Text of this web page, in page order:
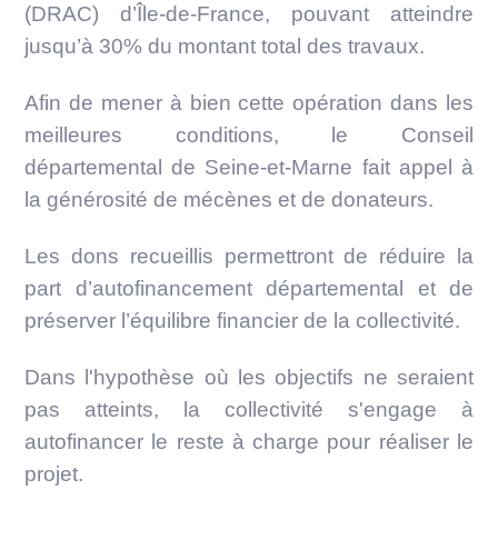
(DRAC) d’Île-de-France, pouvant atteindre
jusqu’à 30% du montant total des travaux.
Afin de mener à bien cette opération dans les
meilleures conditions, le Conseil
départemental de Seine-et-Marne fait appel à
la générosité de mécènes et de donateurs.
Les dons recueillis permettront de réduire la
part d’autofinancement départemental et de
préserver l’équilibre financier de la collectivité.
Dans l'hypothèse où les objectifs ne seraient
pas atteints, la collectivité s'engage à
autofinancer le reste à charge pour réaliser le
projet.